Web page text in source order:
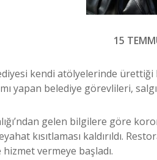
15
kendi atölyelerinde ürettiği
yapan belediye görevlileri,
gelen bilgilere göre
kısıtlaması kaldırıldı.
vermeye başladı.